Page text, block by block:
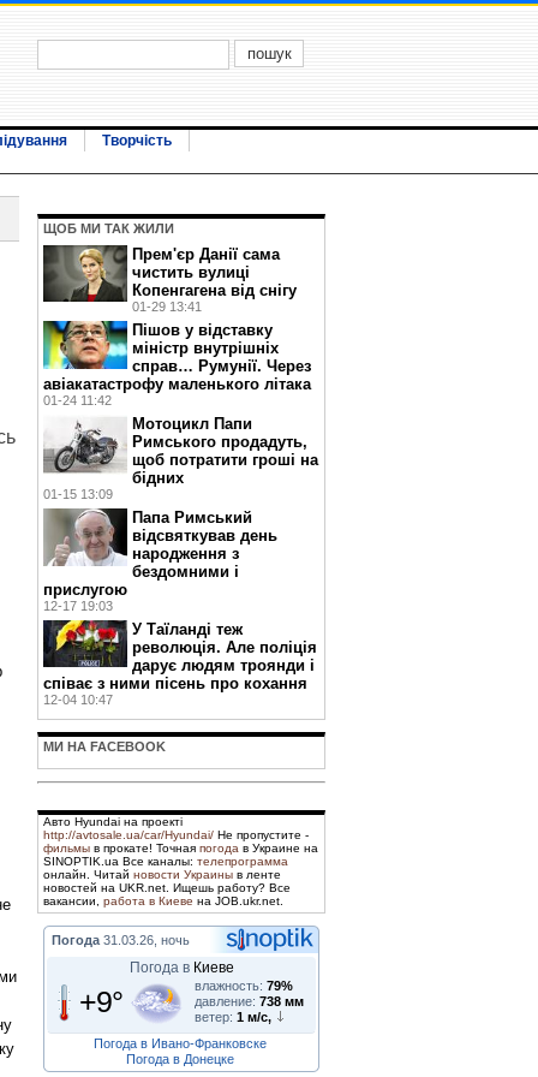
Творчість
ЩОБ МИ ТАК ЖИЛИ
Прем'єр Данії сама
чистить вулиці
Копенгагена від снігу
01-29 13:41
Пішов у відставку
міністр внутрішніх
справ… Румунії. Через
авіакатастрофу маленького літака
01-24 11:42
Мотоцикл Папи
Римського продадуть,
щоб потратити гроші на
бідних
01-15 13:09
Папа Римський
відсвяткував день
народження з
бездомними і
прислугою
12-17 19:03
У Таїланді теж
революція. Але поліція
дарує людям троянди і
співає з ними пісень про кохання
12-04 10:47
МИ НА FACEBOOK
Авто Hyundai на проекті
http://avtosale.ua/car/Hyundai/ Не пропустите -
фильмы в прокате! Точная погода в Украине на
SINOPTIK.ua Все каналы: телепрограмма
онлайн. Читай новости Украины в ленте
новостей на UKR.net. Ищешь работу? Все
вакансии, работа в Киеве на JOB.ukr.net.
Погода 31.03.26, ночь
Погода в Киеве
+9° влажность: 79%
давление: 738 мм
ветер: 1 м/с,
Погода в Ивано-Франковске
Погода в Донецке